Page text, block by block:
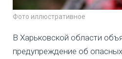
Фото иллюстративное
В Харьковской области
предупреждение об